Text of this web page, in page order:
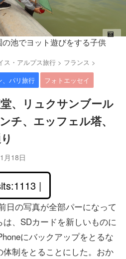
池でヨット遊びをする子供
ス・アルプス旅行 > フランス >
パリ旅行 フォトエッセイ
、リュクサンブール
チ、エッフェル塔、
月18日
|
日の写真が全部パーになって
、SDカードを新しいものに
にバックアップをとるな
制をとることにした。おか